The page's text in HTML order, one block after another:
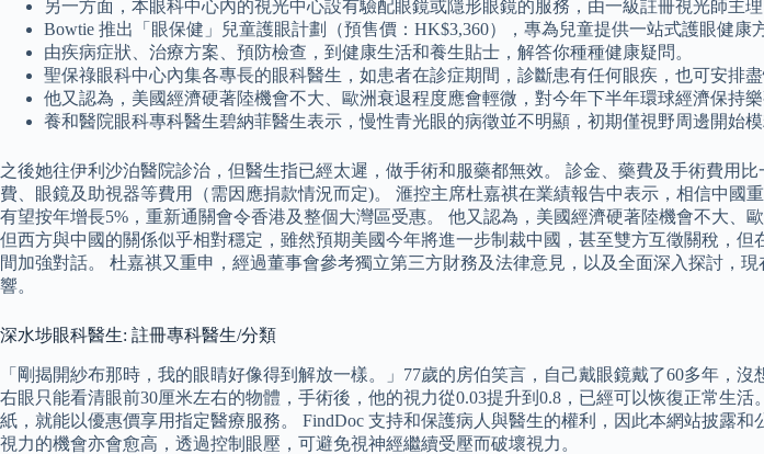
另一方面，本眼科中心內的視光中心設有驗配眼鏡或隱形眼鏡的服務，由一級註冊視光師主理
Bowtie 推出「眼保健」兒童護眼計劃（預售價：HK$3,360），專為兒童提供一站式護眼健康
由疾病症狀、治療方案、預防檢查，到健康生活和養生貼士，解答你種種健康疑問。
聖保祿眼科中心內集各專長的眼科醫生，如患者在診症期間，診斷患有任何眼疾，也可安排盡
他又認為，美國經濟硬著陸機會不大、歐洲衰退程度應會輕微，對今年下半年環球經濟保持樂
養和醫院眼科專科醫生碧納菲醫生表示，慢性青光眼的病徵並不明顯，初期僅視野周邊開始
之後她往伊利沙泊醫院診治，但醫生指已經太遲，做手術和服藥都無效。 診金、藥費及手術費用
費、眼鏡及助視器等費用（需因應捐款情況而定)。 滙控主席杜嘉祺在業績報告中表示，相信中
有望按年增長5%，重新通關會令香港及整個大灣區受惠。 他又認為，美國經濟硬著陸機會不大
但西方與中國的關係似乎相對穩定，雖然預期美國今年將進一步制裁中國，甚至雙方互徵關稅，
間加強對話。 杜嘉祺又重申，經過董事會參考獨立第三方財務及法律意見，以及全面深入探討，
響。
深水埗眼科醫生: 註冊專科醫生/分類
「剛揭開紗布那時，我的眼睛好像得到解放一樣。」77歲的房伯笑言，自己戴眼鏡戴了60多年，
右眼只能看清眼前30厘米左右的物體，手術後，他的視力從0.03提升到0.8，已經可以恢復正常生
紙，就能以優惠價享用指定醫療服務。 FindDoc 支持和保護病人與醫生的權利，因此本網站披露
視力的機會亦會愈高，透過控制眼壓，可避免視神經繼續受壓而破壞視力。